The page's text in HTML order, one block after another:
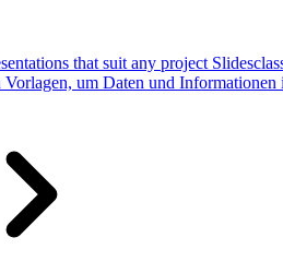
that suit any project
Vorlagen, um Daten und